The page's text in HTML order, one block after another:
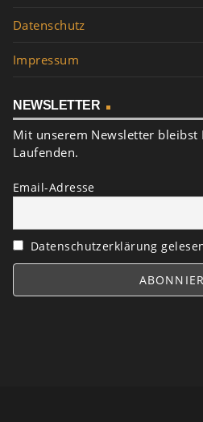
Datenschutz
Impressum
NEWSLETTER
Mit unserem Newsletter bleibst
Laufenden.
Email-Adresse
Datenschutzerklärung